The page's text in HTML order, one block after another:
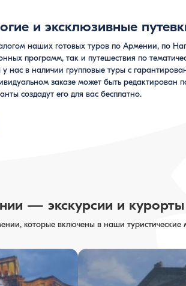
и эксклюзивные
наших готовых туров по Армении, по
программ, так и путешествия по
нас в наличии групповые туры с
заказе может быть редактирован
создадут его для вас бесплатно.
— экскурсии и курорты
которые включены в наши